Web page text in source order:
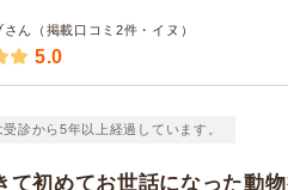
ん（掲載口コミ2件・イヌ）
5.0
診から5年以上経過しています。
て初めてお世話になった動